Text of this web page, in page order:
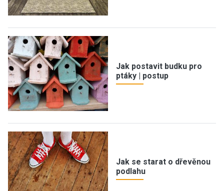
Jak postavit budku pro
ptáky | postup
Jak se starat o dřevěnou
podlahu